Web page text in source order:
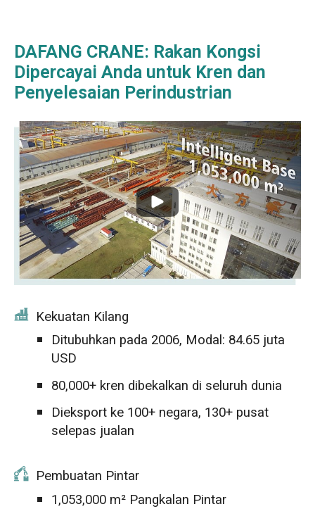
DAFANG CRANE: Rakan Kongsi
Dipercayai Anda untuk Kren dan
Penyelesaian Perindustrian
Kekuatan Kilang
Ditubuhkan pada 2006, Modal: 84.65 juta
USD
80,000+ kren dibekalkan di seluruh dunia
Dieksport ke 100+ negara, 130+ pusat
selepas jualan
Pembuatan Pintar
1,053,000 m² Pangkalan Pintar